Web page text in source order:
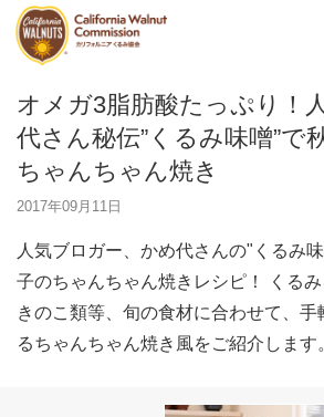
オメガ3脂肪酸たっぷり！
代さん秘伝”くるみ味噌”で
ちゃんちゃん焼き
2017年09月11日
人気ブロガー、かめ代さんの"くるみ
子のちゃんちゃん焼きレシピ！ くるみ
きのこ類等、旬の食材に合わせて、
るちゃんちゃん焼き風をご紹介します